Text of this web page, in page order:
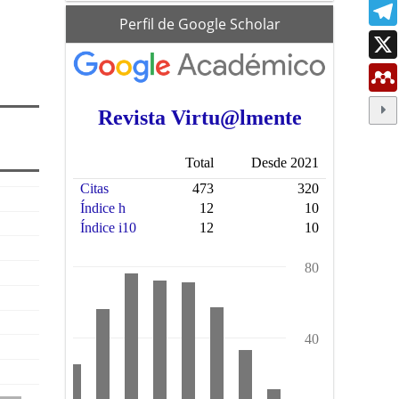
scholarPerfil de Google Scholar